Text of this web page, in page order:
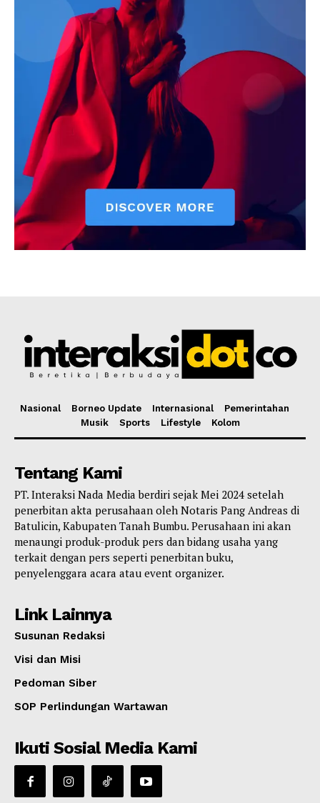
Nasional Borneo Update Internasional
Pemerintahan
Musik
Sports Lifestyle Kolom
Tentang Kami
PT. Interaksi Nada Media berdiri sejak Mei 2024 setelah
penerbitan akta perusahaan oleh Notaris Pang Andreas di
Batulicin, Kabupaten Tanah Bumbu. Perusahaan ini akan
menaungi produk-produk pers dan bidang usaha yang
terkait dengan pers seperti penerbitan buku,
penyelenggara acara atau event organizer.
Link Lainnya
Susunan Redaksi
Visi dan Misi
Pedoman Siber
SOP Perlindungan Wartawan
Ikuti Sosial Media Kami